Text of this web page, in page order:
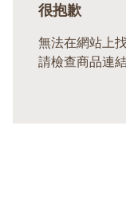
很抱歉
無法在網站上
請檢查商品連